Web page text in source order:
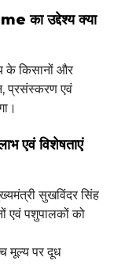
उद्देश्य क्या
के किसानों और
प्रसंस्करण एवं
एवं विशेषताएं
सुखविंदर सिंह
एवं पशुपालकों को
मूल्य पर दूध